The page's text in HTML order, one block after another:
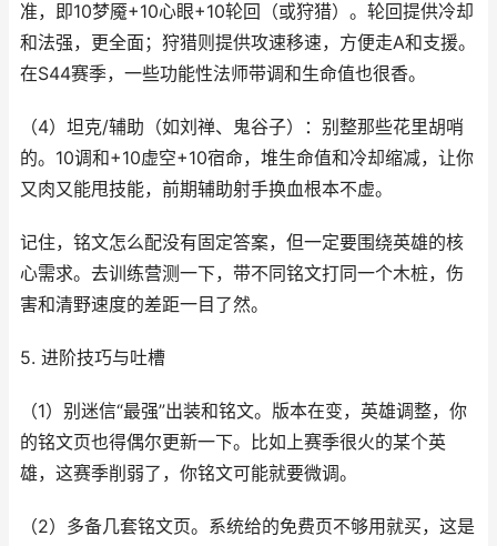
准，即10梦魇+10心眼+10轮回（或狩猎）。轮回提供冷却
和法强，更全面；狩猎则提供攻速移速，方便走A和支援。
在S44赛季，一些功能性法师带调和生命值也很香。
（4）坦克/辅助（如刘禅、鬼谷子）：别整那些花里胡哨
的。10调和+10虚空+10宿命，堆生命值和冷却缩减，让你
又肉又能甩技能，前期辅助射手换血根本不虚。
记住，铭文怎么配没有固定答案，但一定要围绕英雄的核
心需求。去训练营测一下，带不同铭文打同一个木桩，伤
害和清野速度的差距一目了然。
5. 进阶技巧与吐槽
（1）别迷信“最强”出装和铭文。版本在变，英雄调整，你
的铭文页也得偶尔更新一下。比如上赛季很火的某个英
雄，这赛季削弱了，你铭文可能就要微调。
（2）多备几套铭文页。系统给的免费页不够用就买，这是